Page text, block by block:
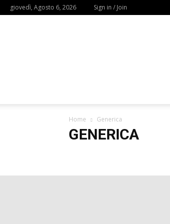
giovedì, Agosto 6, 2026 Sign in / Join
Home Generica
GENERICA
Mostre Perugia
Mostre Sacile